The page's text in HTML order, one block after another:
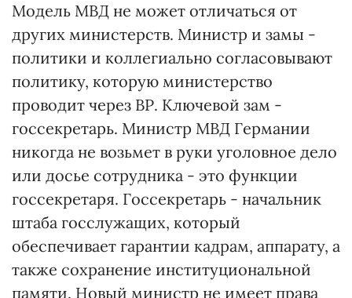
Модель МВД не может отличаться от
других министерств. Министр и замы -
политики и коллегиально согласовывают
политику, которую министерство
проводит через ВР. Ключевой зам -
госсекретарь. Министр МВД Германии
никогда не возьмет в руки уголовное дело
или досье сотрудника - это функции
госсекретаря. Госсекретарь - начальник
штаба госслужащих, который
обеспечивает гарантии кадрам, аппарату, а
также сохранение институциональной
памяти. Новый министр не имеет права